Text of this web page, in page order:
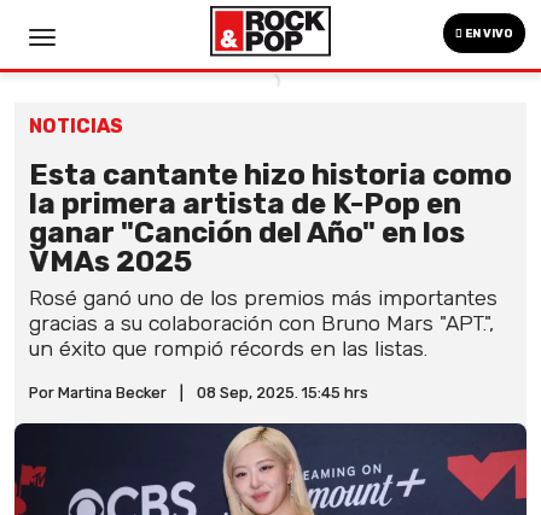
EN VIVO
NOTICIAS
Esta cantante hizo historia como
la primera artista de K-Pop en
ganar "Canción del Año" en los
VMAs 2025
Rosé ganó uno de los premios más importantes
gracias a su colaboración con Bruno Mars "APT.",
un éxito que rompió récords en las listas.
Por Martina Becker 08 Sep, 2025. 15:45 hrs